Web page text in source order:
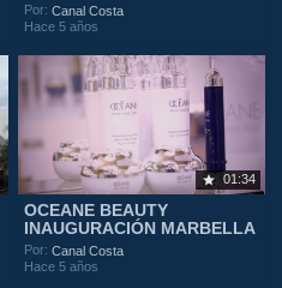
Por:Canal Costa
Hace 5 años
01:34
OCEANE BEAUTY
INAUGURACIÓN MARBELLA
Por:Canal Costa
Hace 5 años